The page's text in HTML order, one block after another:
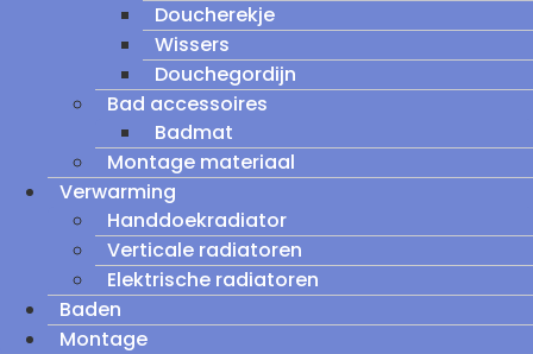
Doucherekje
Wissers
Douchegordijn
Bad accessoires
Badmat
Montage materiaal
Verwarming
Handdoekradiator
Verticale radiatoren
Elektrische radiatoren
Baden
Montage